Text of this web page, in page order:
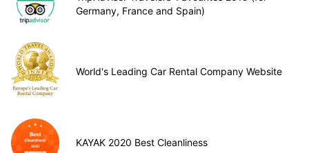
Germany, France and Spain)
World's Leading Car Rental Company Website
KAYAK 2020 Best Cleanliness